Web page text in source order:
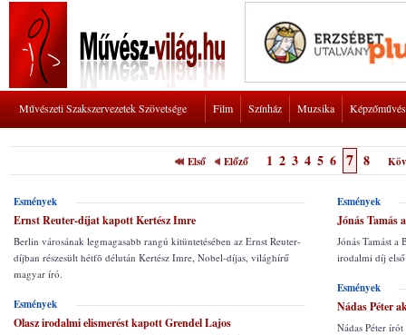
Művészeti Szakszervezetek Szövetsége Film Színház Muzsika
Első Előző 1 2 3 4 5 6 7 8
Esmények
Ernst Reuter-díjat kapott Kertész Imre
Berlin városának legmagasabb rangú kitüntetésében az Ernst Reuter-
díjban részesült hétfõ délután Kertész Imre, Nobel-díjas, világhírű
magyar író.
Esmények
Olasz irodalmi elismerést kapott Grendel Lajos
Esmények
Jónás Tamás
Jónás Tamást
irodalmi díj
Esmények
Nádas Péter
Nádas Péter